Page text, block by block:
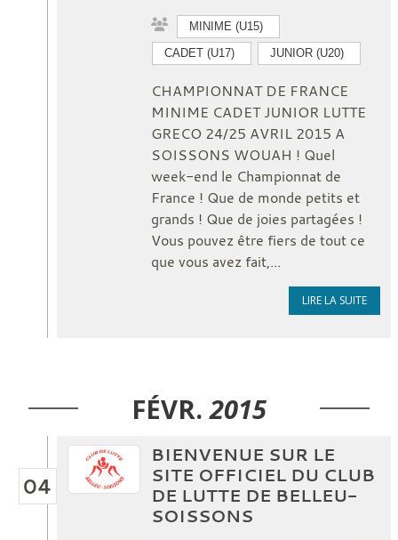
MINIME (U15)
CADET (U17)
JUNIOR (U20)
CHAMPIONNAT DE FRANCE
MINIME CADET JUNIOR LUTTE
GRECO 24/25 AVRIL 2015 A
SOISSONS WOUAH ! Quel
week-end le Championnat de
France ! Que de monde petits et
grands ! Que de joies partagées !
Vous pouvez être fiers de tout ce
que vous avez fait,...
LIRE LA SUITE
FÉVR. 2015
04
BIENVENUE SUR LE
SITE OFFICIEL DU CLUB
DE LUTTE DE BELLEU-
SOISSONS